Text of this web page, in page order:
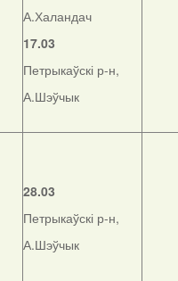
А.Халандач
17.03
Петрыкаўскі р-н,
А.Шэўчык
28.03
Петрыкаўскі р-н,
А.Шэўчык